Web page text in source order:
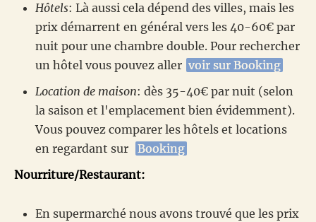
Hôtels: Là aussi cela dépend des villes, mais les
prix démarrent en général vers les 40-60€ par
nuit pour une chambre double. Pour rechercher
un hôtel vous pouvez aller voir sur Booking
Location de maison: dès 35-40€ par nuit (selon
la saison et l'emplacement bien évidemment).
Vous pouvez comparer les hôtels et locations
en regardant sur
Booking
Nourriture/Restaurant:
En supermarché nous avons trouvé que les prix